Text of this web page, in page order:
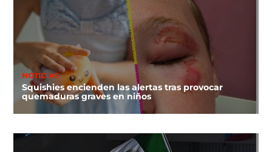
NOTICIAS
Squishies encienden las alertas tras provocar
quemaduras graves en niños